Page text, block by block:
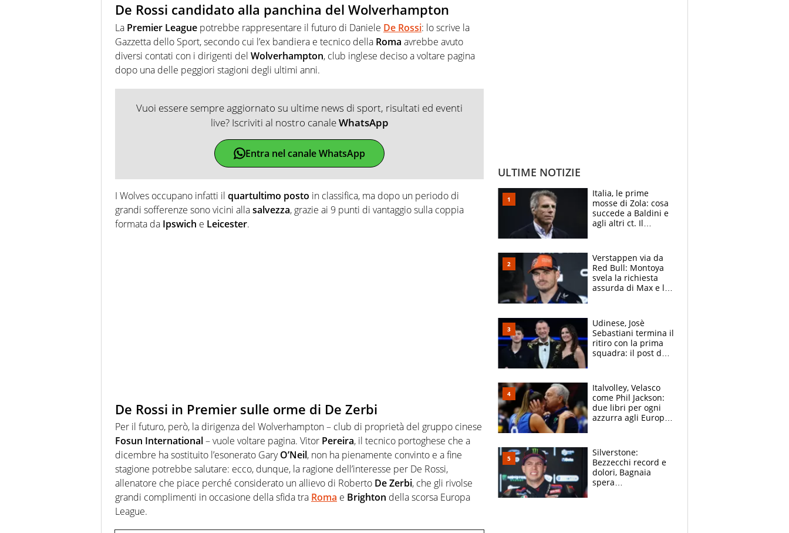
De Rossi candidato alla panchina del Wolverhampton
La Premier League potrebbe rappresentare il futuro di Daniele De Rossi: lo scrive la
Gazzetta dello Sport, secondo cui l’ex bandiera e tecnico della Roma avrebbe avuto
diversi contati con i dirigenti del Wolverhampton, club inglese deciso a voltare pagina
dopo una delle peggiori stagioni degli ultimi anni.
Vuoi essere sempre aggiornato su ultime news di sport, risultati ed eventi
live? Iscriviti al nostro canaleWhatsApp
Entra nel canale WhatsApp
I Wolves occupano infatti il quartultimo posto in classifica, ma dopo un periodo di
grandi sofferenze sono vicini allasalvezza, grazie ai 9 punti di vantaggio sulla coppia
formata da Ipswich e Leicester.
De Rossi in Premier sulle orme di De Zerbi
Per il futuro, però, la dirigenza del Wolverhampton – club di proprietà del gruppo cinese
Fosun International– vuole voltare pagina. Vitor Pereira, il tecnico portoghese che a
dicembre ha sostituito l’esonerato GaryO’Neil, non ha pienamente convinto e a fine
stagione potrebbe salutare: ecco, dunque, la ragione dell’interesse per De Rossi,
allenatore che piace perché considerato un allievo di Roberto DeZerbi, che gli rivolse
grandi complimenti in occasione della sfida tra Roma e Brighton della scorsa Europa
League.
ULTIME NOTIZIE
Italia, le prime
mosse di Zola: cosa
succede a Baldini e
agli altri ct. Il
azzurri
Verstappen via da
Red Bull: Montoya
svela la richiesta
assurda di Max e lo
McLaren siano
meglio?”
Udinese, Josè
Sebastiani termina il
ritiro con la prima
squadra: il post del
sfondo
Italvolley, Velasco
come Phil Jackson:
due libri per ogni
azzurra agli Europei.
Silverstone:
Bezzecchi record e
dolori, Bagnaia
spera